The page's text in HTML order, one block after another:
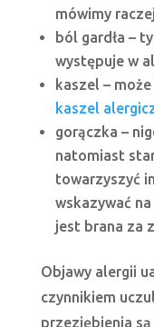
mówimy
ból gardła –
występuje w
kaszel –
kaszel
gorączka –
natomiast
towarzyszyć
wskazywać
jest brana za
Objawy alergii
czynnikiem
przeziębienia